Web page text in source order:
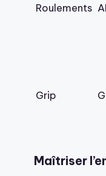
Roulements
Grip
Maîtriser